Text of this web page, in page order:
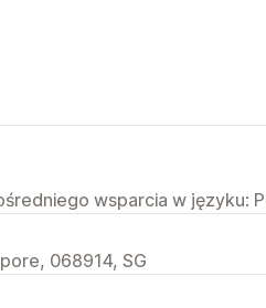
wsparcia w języku:
068914, SG